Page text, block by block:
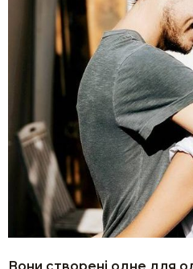
Вони створені одне для